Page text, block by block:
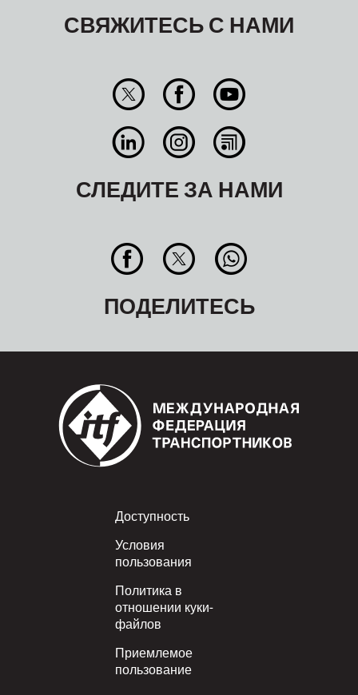
СВЯЖИТЕСЬ С НАМИ
СЛЕДИТЕ ЗА НАМИ
ПОДЕЛИТЕСЬ
Footer
Доступность
Условия
пользования
Политика в
отношении куки-
файлов
Приемлемое
пользование